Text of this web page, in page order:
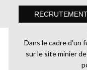
Dans le cadre
sur le site minier